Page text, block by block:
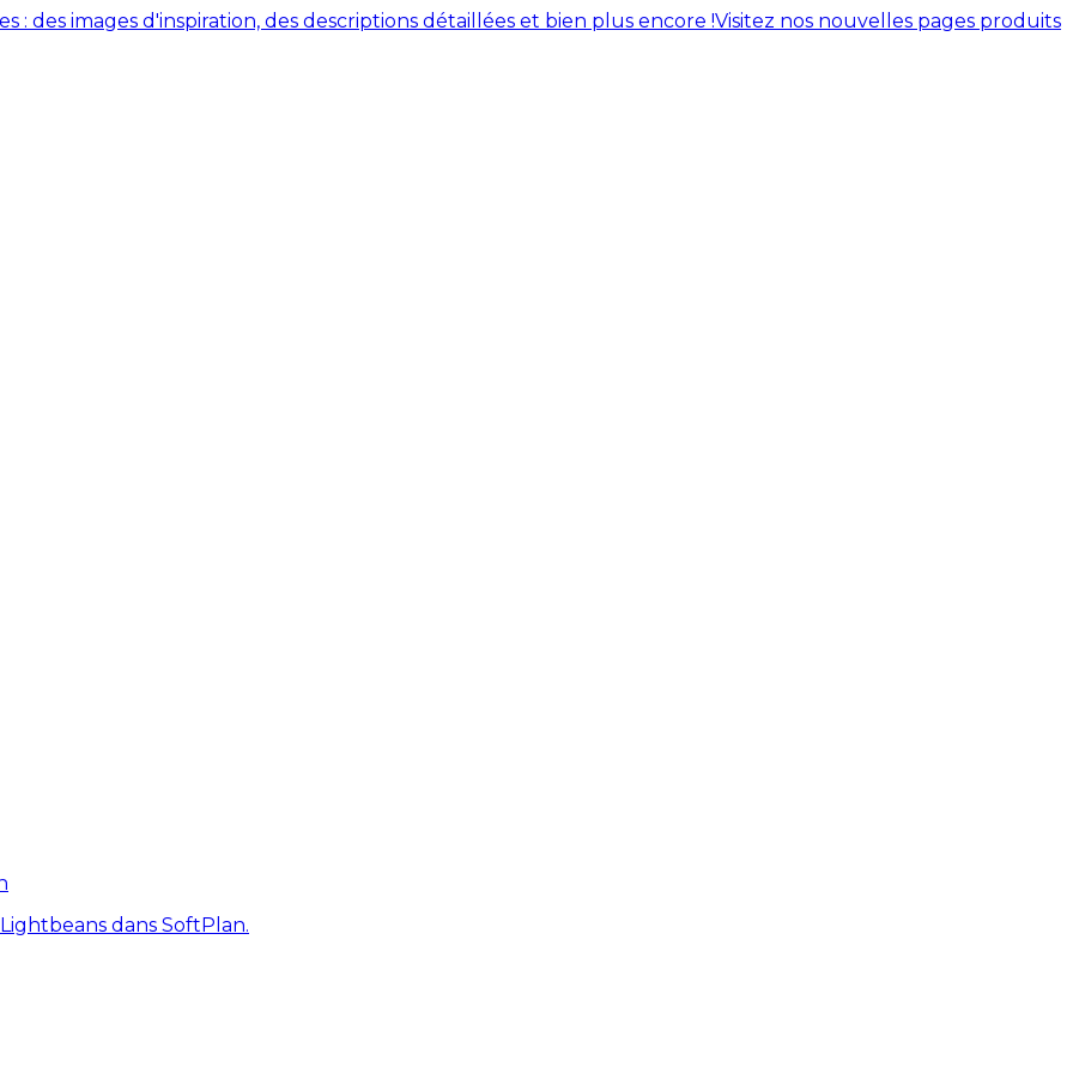
des images d'inspiration, des descriptions détaillées et bien plus encore !Visitez nos nouvelles pages produits
dans SoftPlan.